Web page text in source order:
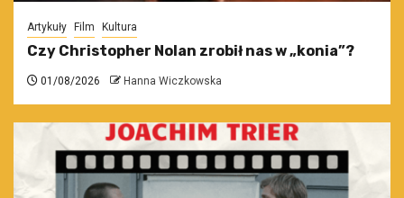
Artykuły Film Kultura
Czy Christopher Nolan zrobił nas w „konia”?
01/08/2026 Hanna Wiczkowska